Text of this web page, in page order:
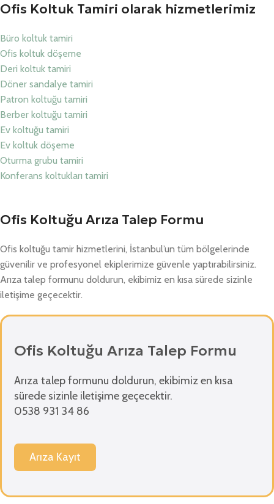
Ofis Koltuk Tamiri olarak hizmetlerimiz
Büro koltuk tamiri
Ofis koltuk döşeme
Deri koltuk tamiri
Döner sandalye tamiri
Patron koltuğu tamiri
Berber koltuğu tamiri
Ev koltuğu tamiri
Ev koltuk döşeme
Oturma grubu tamiri
Konferans koltukları tamiri
Ofis Koltuğu Arıza Talep Formu
Ofis koltuğu tamir hizmetlerini, İstanbul’un tüm bölgelerinde
güvenilir ve profesyonel ekiplerimize güvenle yaptırabilirsiniz.
Arıza talep formunu doldurun, ekibimiz en kısa sürede sizinle
iletişime geçecektir.
Ofis Koltuğu Arıza Talep Formu
Arıza talep formunu doldurun, ekibimiz en kısa
sürede sizinle iletişime geçecektir.
0538 931 34 86
Arıza Kayıt